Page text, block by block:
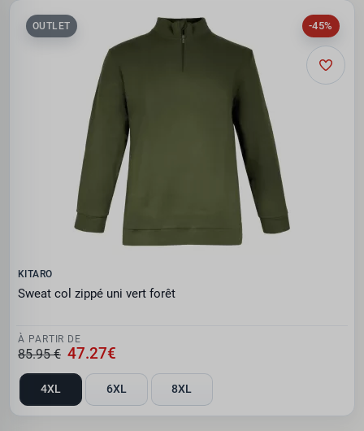
-45%
OUTLET
KITARO
Sweat col zippé uni vert forêt
À PARTIR DE
85.95 € 47.27€
4XL 6XL 8XL